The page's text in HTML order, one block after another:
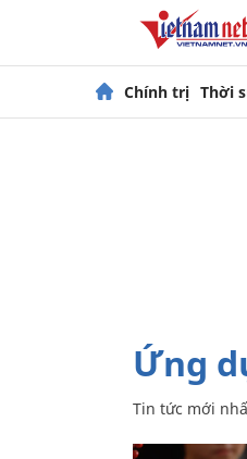
Chính trị Thời
ứng
Tin tức mới